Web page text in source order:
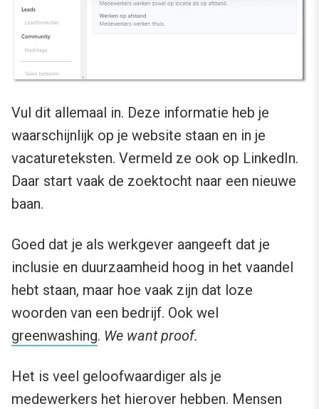
Vul dit allemaal in. Deze informatie heb je
waarschijnlijk op je website staan en in je
vacatureteksten. Vermeld ze ook op LinkedIn.
Daar start vaak de zoektocht naar een nieuwe
baan.
Goed dat je als werkgever aangeeft dat je
inclusie en duurzaamheid hoog in het vaandel
hebt staan, maar hoe vaak zijn dat loze
woorden van een bedrijf. Ook wel
greenwashing. We want proof.
Het is veel geloofwaardiger als je
medewerkers het hierover hebben. Mensen